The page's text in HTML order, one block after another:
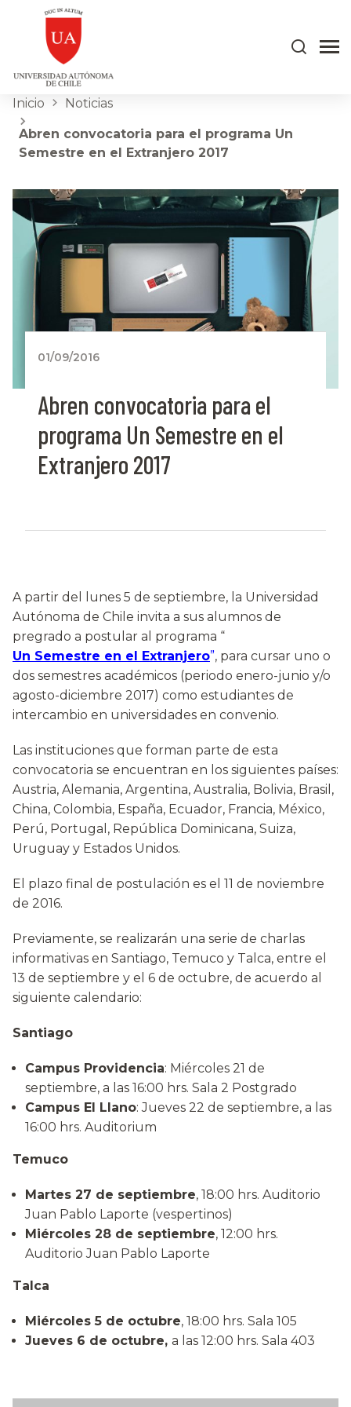
Inicio Noticias
Abren convocatoria para el programa Un
Semestre en el Extranjero 2017
01/09/2016
Abren convocatoria para el
programa Un Semestre en el
Extranjero 2017
A partir del lunes 5 de septiembre, la Universidad
Autónoma de Chile invita a sus alumnos de
pregrado a postular al programa “
Un Semestre en el Extranjero”, para cursar uno o
dos semestres académicos (periodo enero-junio y/o
agosto-diciembre 2017) como estudiantes de
intercambio en universidades en convenio.
Las instituciones que forman parte de esta
convocatoria se encuentran en los siguientes países:
Austria, Alemania, Argentina, Australia, Bolivia, Brasil,
China, Colombia, España, Ecuador, Francia, México,
Perú, Portugal, República Dominicana, Suiza,
Uruguay y Estados Unidos.
El plazo final de postulación es el 11 de noviembre
de 2016.
Previamente, se realizarán una serie de charlas
informativas en Santiago, Temuco y Talca, entre el
13 de septiembre y el 6 de octubre, de acuerdo al
siguiente calendario:
Santiago
Campus Providencia: Miércoles 21 de
septiembre, a las 16:00 hrs. Sala 2 Postgrado
Campus El Llano: Jueves 22 de septiembre, a las
16:00 hrs. Auditorium
Temuco
Martes 27 de septiembre, 18:00 hrs. Auditorio
Juan Pablo Laporte (vespertinos)
Miércoles 28 de septiembre, 12:00 hrs.
Auditorio Juan Pablo Laporte
Talca
Miércoles 5 de octubre, 18:00 hrs. Sala 105
Jueves 6 de octubre, a las 12:00 hrs. Sala 403